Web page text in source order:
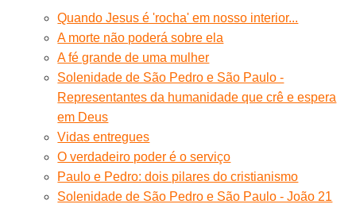
Quando Jesus é 'rocha' em nosso interior...
A morte não poderá sobre ela
A fé grande de uma mulher
Solenidade de São Pedro e São Paulo -
Representantes da humanidade que crê e espera
em Deus
Vidas entregues
O verdadeiro poder é o serviço
Paulo e Pedro: dois pilares do cristianismo
Solenidade de São Pedro e São Paulo - João 21